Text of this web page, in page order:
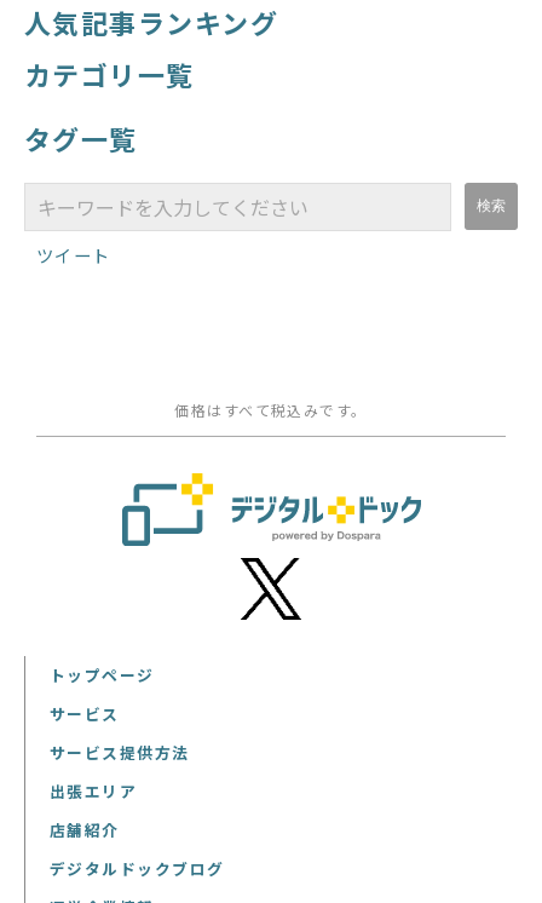
人気記事ランキング
カテゴリ一覧
タグ一覧
ツイート
価格はすべて税込みです。
トップページ
サービス
サービス提供方法
出張エリア
店舗紹介
デジタルドックブログ